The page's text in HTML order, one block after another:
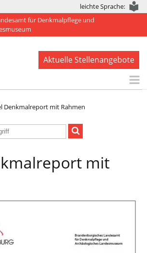
leichte Sprache:
für Denkmalpflege und
Aktuelle Stellenangebote
Denkmalreport mit Rahmen
mit